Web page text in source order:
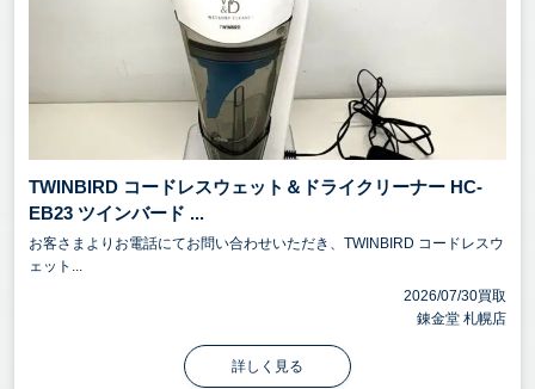
TWINBIRD コードレスウェット＆ドライクリーナー HC-
EB23 ツインバード ...
お客さまよりお電話にてお問い合わせいただき、TWINBIRD コードレスウ
ェット...
2026/07/30買取
錬金堂 札幌店
詳しく見る